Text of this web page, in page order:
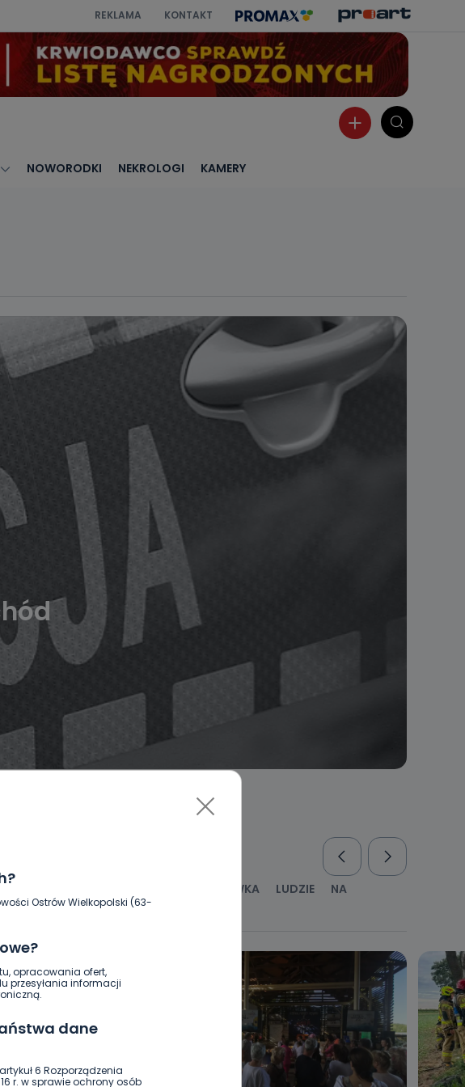
REKLAMA KONTAKT
NOWORODKI NEKROLOGI KAMERY
Ostrów Wielkopolski (63-
opracowania ofert,
przesyłania informacji
dane
6 Rozporządzenia
r. w sprawie ochrony osób
KULTURA I ROZRYWKA LUDZIE
NA
ŚWIĘTYCH WYWIADY